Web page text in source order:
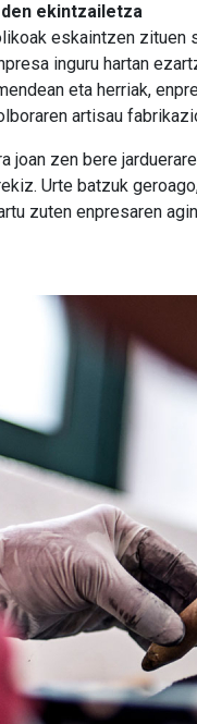
ekintzailetza
eskaintzen
inguru hartan
eta herriak,
artisau
joan zen bere
Urte batzuk
zuten enpresaren